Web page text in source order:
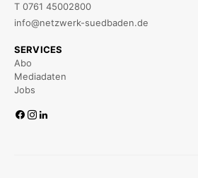
T 0761 45002800
info@netzwerk-suedbaden.de
SERVICES
Abo
Mediadaten
Jobs